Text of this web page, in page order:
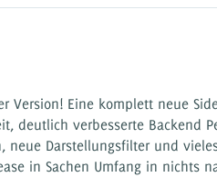
Version! Eine komplett neue
deutlich verbesserte Backend
neue Darstellungsfilter und
in Sachen Umfang in nichts